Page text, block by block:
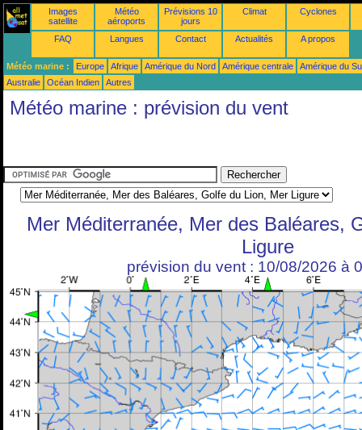
Images
satellite
Météo
aéroports
Prévisions 10
jours
Climat Cyclones
FAQ Langues Contact Actualités A propos
Météo marine : Europe Afrique Amérique du Nord Amérique centrale
Amérique du
Australie
Océan Indien Autres
Météo marine : prévision du vent
Mer Méditerranée, Mer des Baléares,
Ligure
prévision du vent : 10/08/2026 à